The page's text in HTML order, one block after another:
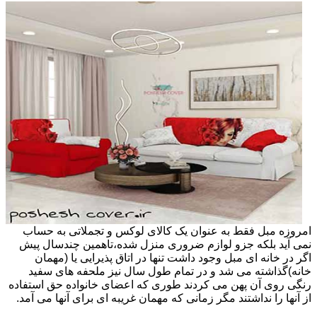
امروزه مبل فقط به عنوان یک کالای لوکس و تجملاتی به حساب
نمی آید بلکه جزو لوازم ضروری منزل شده،تاهمین چندسال پیش
اگر در خانه ای مبل وجود داشت تنها در اتاق پذیرایی یا (مهمان
خانه)گذاشته می شد و در تمام طول سال نیز ملحفه های سفید
رنگی روی آن پهن می کردند طوری که اعضای خانواده حق استفاده
از آنها را نداشتند مگر زمانی که مهمان غریبه ای برای آنها می آمد.